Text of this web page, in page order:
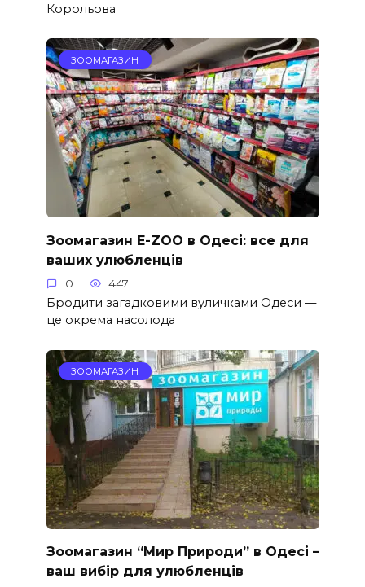
Корольова
ЗООМАГАЗИН
Зоомагазин E-ZOO в Одесі: все для
ваших улюбленців
0 447
Бродити загадковими вуличками Одеси —
це окрема насолода
ЗООМАГАЗИН
Зоомагазин “Мир Природи” в Одесі –
ваш вибір для улюбленців